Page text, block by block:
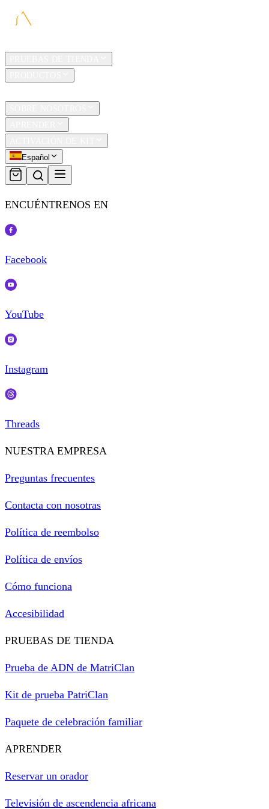
Español
ENCUÉNTRENOS EN
Facebook
YouTube
Instagram
Threads
NUESTRA EMPRESA
Preguntas frecuentes
Contacta con nosotras
Política de reembolso
Política de envíos
Cómo funciona
Accesibilidad
PRUEBAS DE TIENDA
Prueba de ADN de MatriClan
Kit de prueba PatriClan
Paquete de celebración familiar
APRENDER
Reservar un orador
Televisión de ascendencia africana